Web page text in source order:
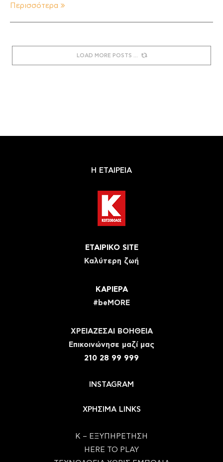
Περισσότερα
LOAD MORE POSTS
Η ΕΤΑΙΡΕΙΑ
ΕΤΑΙΡΙΚΟ SITE
Καλύτερη ζωή
ΚΑΡΙΕΡΑ
#beMORE
ΧΡΕΙΑΖΕΣΑΙ ΒΟΗΘΕΙΑ
Eπικοινώνησε μαζί μας
210 28 99 999
INSTAGRAM
ΧΡΗΣΙΜΑ LINKS
Κ – ΕΞΥΠΗΡΕΤΗΣΗ
HERE TO PLAY